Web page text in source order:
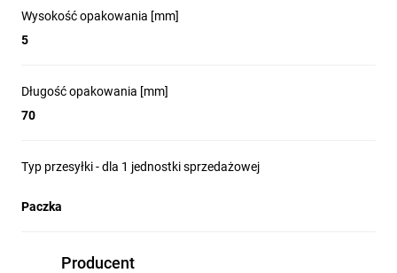
Wysokość opakowania [mm]
5
Długość opakowania [mm]
70
Typ przesyłki - dla 1 jednostki sprzedażowej
Paczka
Producent